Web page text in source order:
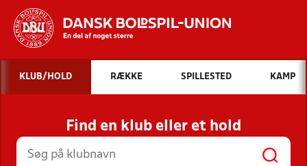
Hvad vil du søge efter?
INDHOLD OG NYHEDER
STILLINGER, RESULTATER, KLUBBER OG
HOLD
KLUB/HOLD RÆKKE SPILLESTED KAMP
Find en klub eller et hold